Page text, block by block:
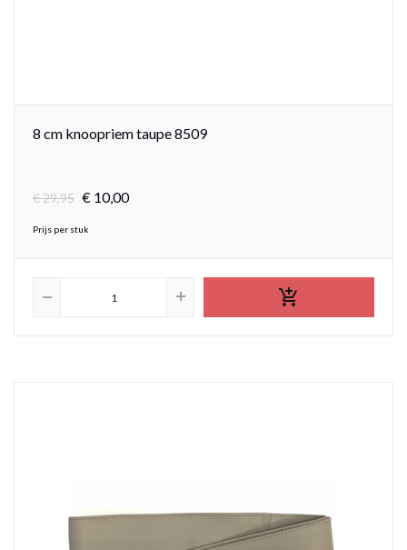
8 cm knoopriem taupe 8509
€29,95 € 10,00
Prijs per stuk
remove add 